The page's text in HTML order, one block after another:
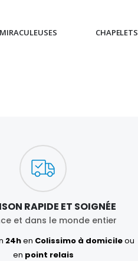
MIRACULEUSES CHAPELETS
RAPIDE ET SOIGNÉE
et dans le monde entier
24hen Colissimo à domicileou
en point relais